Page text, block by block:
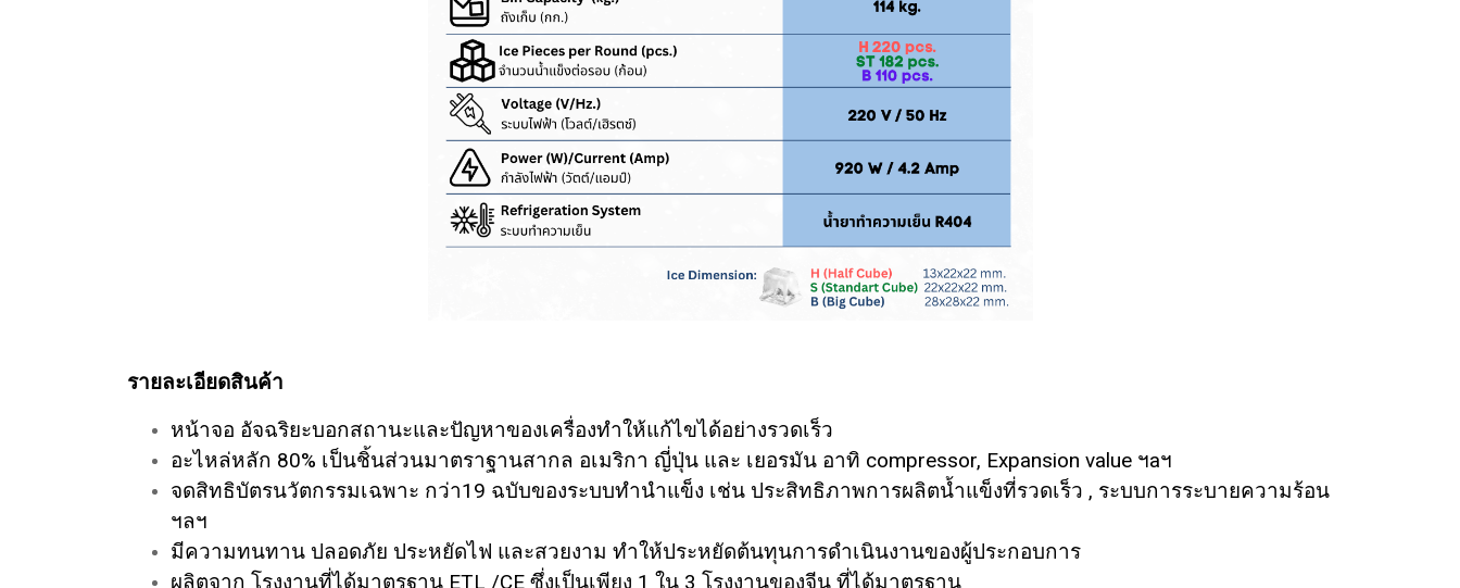
รายละเอียดสินค้า
หน้าจอ อัจฉริยะบอกสถานะและปัญหาของเครื่องทำให้แก้ไขได้อย่างรวดเร็ว
อะไหล่หลัก 80% เป็นชิ้นส่วนมาตราฐานสากล อเมริกา ญี่ปุ่น และ เยอรมัน อาทิ compressor, Expansion value ฯaฯ
จดสิทธิบัตรนวัตกรรมเฉพาะ กว่า19 ฉบับของระบบทำนำแข็ง เช่น ประสิทธิภาพการผลิตน้ำแข็งที่รวดเร็ว , ระบบการระบายความร้อน
ฯลฯ
มีความทนทาน ปลอดภัย ประหยัดไฟ และสวยงาม ทำให้ประหยัดต้นทุนการดำเนินงานของผู้ประกอบการ
ผลิตจาก โรงงานที่ได้มาตรฐาน ETL /CE ซึ่งเป็นเพียง 1 ใน 3 โรงงานของจีน ที่ได้มาตรฐาน